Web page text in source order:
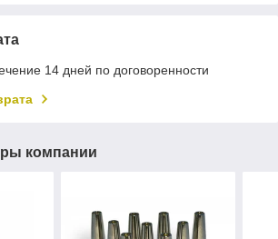
14 дней по договоренности
компании